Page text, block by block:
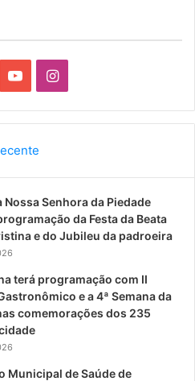
o
u
b
I
n
a
g
a
Nossa Senhora da Piedade
da Festa da Beata
e do Jubileu da padroeira
terá programação com II
e a 4ª Semana da
comemorações dos 235
Municipal de Saúde de